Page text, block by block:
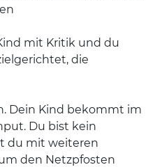
mit Kritik und du
die
Dein Kind bekommt im
Du bist kein
du mit weiteren
den Netzpfosten